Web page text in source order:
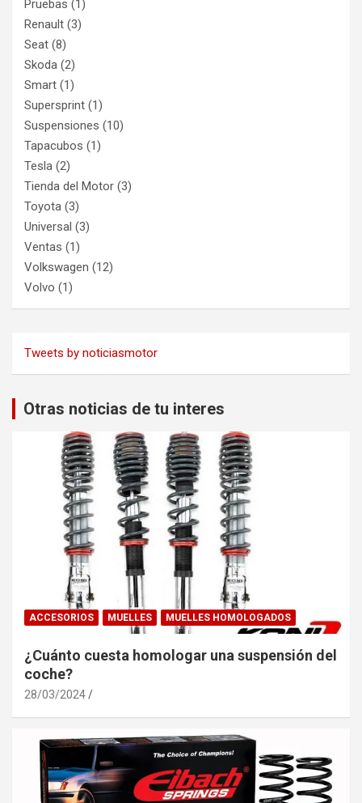
Pruebas (1)
Renault (3)
Seat (8)
Skoda (2)
Smart (1)
Supersprint (1)
Suspensiones (10)
Tapacubos (1)
Tesla (2)
Tienda del Motor (3)
Toyota (3)
Universal (3)
Ventas (1)
Volkswagen (12)
Volvo (1)
Tweets by noticiasmotor
Otras noticias de tu interes
ACCESORIOS MUELLES MUELLES HOMOLOGADOS
¿Cuánto cuesta homologar una suspensión del
coche?
28/03/2024